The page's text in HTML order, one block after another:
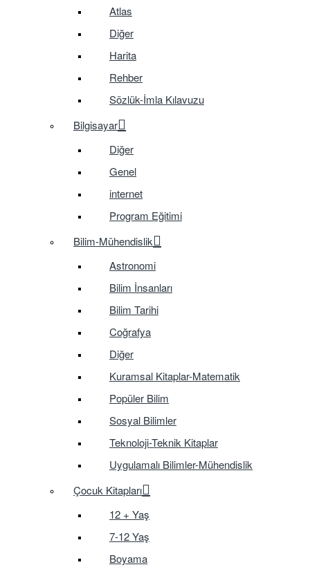
Atlas
Diğer
Harita
Rehber
Sözlük-İmla Kılavuzu
Bilgisayar
Diğer
Genel
internet
Program Eğitimi
Bilim-Mühendislik
Astronomi
Bilim İnsanları
Bilim Tarihi
Coğrafya
Diğer
Kuramsal Kitaplar-Matematik
Popüler Bilim
Sosyal Bilimler
Teknoloji-Teknik Kitaplar
Uygulamalı Bilimler-Mühendislik
Çocuk Kitapları
12 + Yaş
7-12 Yaş
Boyama